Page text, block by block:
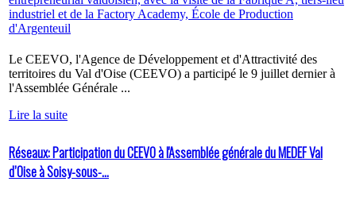
Le CEEVO, l'Agence de Développement et d'Attractivité des
territoires du Val d'Oise (CEEVO) a participé le 9 juillet dernier à
l'Assemblée Générale ...
Lire la suite
Réseaux: Participation du CEEVO à l'Assemblée générale du MEDEF Val
d’Oise à Soisy-sous-...